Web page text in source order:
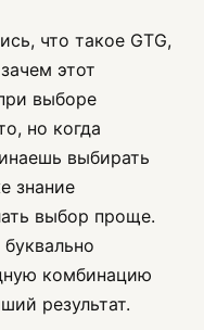
что такое GTG,
этот
выборе
но когда
выбирать
знание
выбор проще.
комбинацию
результат.